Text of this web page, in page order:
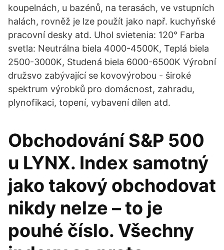
koupelnách, u bazénů, na terasách, ve vstupních
halách, rovněž je lze použít jako např. kuchyňské
pracovní desky atd. Uhol svietenia: 120° Farba
svetla: Neutrálna biela 4000-4500K, Teplá biela
2500-3000K, Studená biela 6000-6500K Výrobní
družsvo zabývající se kovovýrobou - široké
spektrum výrobků pro domácnost, zahradu,
plynofikaci, topení, vybavení dílen atd.
Obchodování S&P 500
u LYNX. Index samotný
jako takový obchodovat
nikdy nelze – to je
pouhé číslo. Všechny